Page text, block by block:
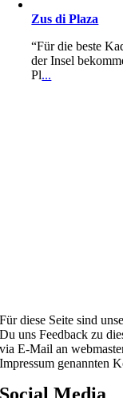
Zus di Plaza
“Für die beste
der Insel
Pl...
Für diese Seite sind
Du uns Feedback zu
via E-Mail an
Impressum genannten